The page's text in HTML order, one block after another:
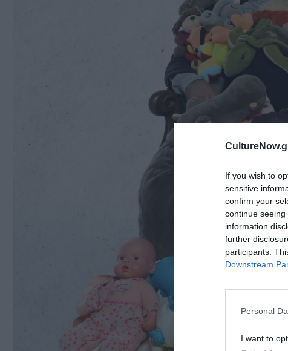
If you wish to
sensitive
confirm your
continue
information
further
participants.
Downstream
Personal
I want to